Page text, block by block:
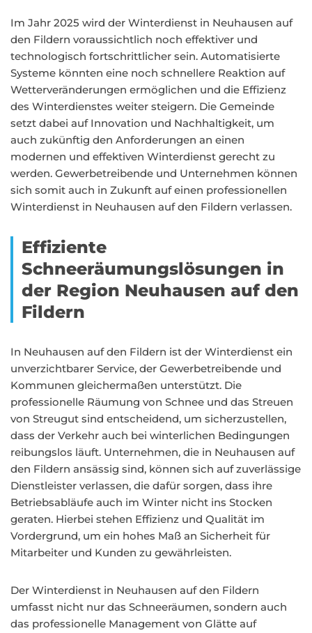
Im Jahr 2025 wird der Winterdienst in Neuhausen auf
den Fildern voraussichtlich noch effektiver und
technologisch fortschrittlicher sein. Automatisierte
Systeme könnten eine noch schnellere Reaktion auf
Wetterveränderungen ermöglichen und die Effizienz
des Winterdienstes weiter steigern. Die Gemeinde
setzt dabei auf Innovation und Nachhaltigkeit, um
auch zukünftig den Anforderungen an einen
modernen und effektiven Winterdienst gerecht zu
werden. Gewerbetreibende und Unternehmen können
sich somit auch in Zukunft auf einen professionellen
Winterdienst in Neuhausen auf den Fildern verlassen.
Effiziente
Schneeräumungslösungen in
der Region Neuhausen auf den
Fildern
In Neuhausen auf den Fildern ist der Winterdienst ein
unverzichtbarer Service, der Gewerbetreibende und
Kommunen gleichermaßen unterstützt. Die
professionelle Räumung von Schnee und das Streuen
von Streugut sind entscheidend, um sicherzustellen,
dass der Verkehr auch bei winterlichen Bedingungen
reibungslos läuft. Unternehmen, die in Neuhausen auf
den Fildern ansässig sind, können sich auf zuverlässige
Dienstleister verlassen, die dafür sorgen, dass ihre
Betriebsabläufe auch im Winter nicht ins Stocken
geraten. Hierbei stehen Effizienz und Qualität im
Vordergrund, um ein hohes Maß an Sicherheit für
Mitarbeiter und Kunden zu gewährleisten.
Der Winterdienst in Neuhausen auf den Fildern
umfasst nicht nur das Schneeräumen, sondern auch
das professionelle Management von Glätte auf